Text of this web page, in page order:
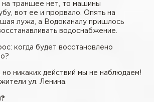
на траншее нет, то машины
вот ее и прорвало. Опять на
лужа, а Водоканалу пришлось
водоснабжение.
когда будет восстановлено
никаких действий мы не наблюдаем!
ул. Ленина.